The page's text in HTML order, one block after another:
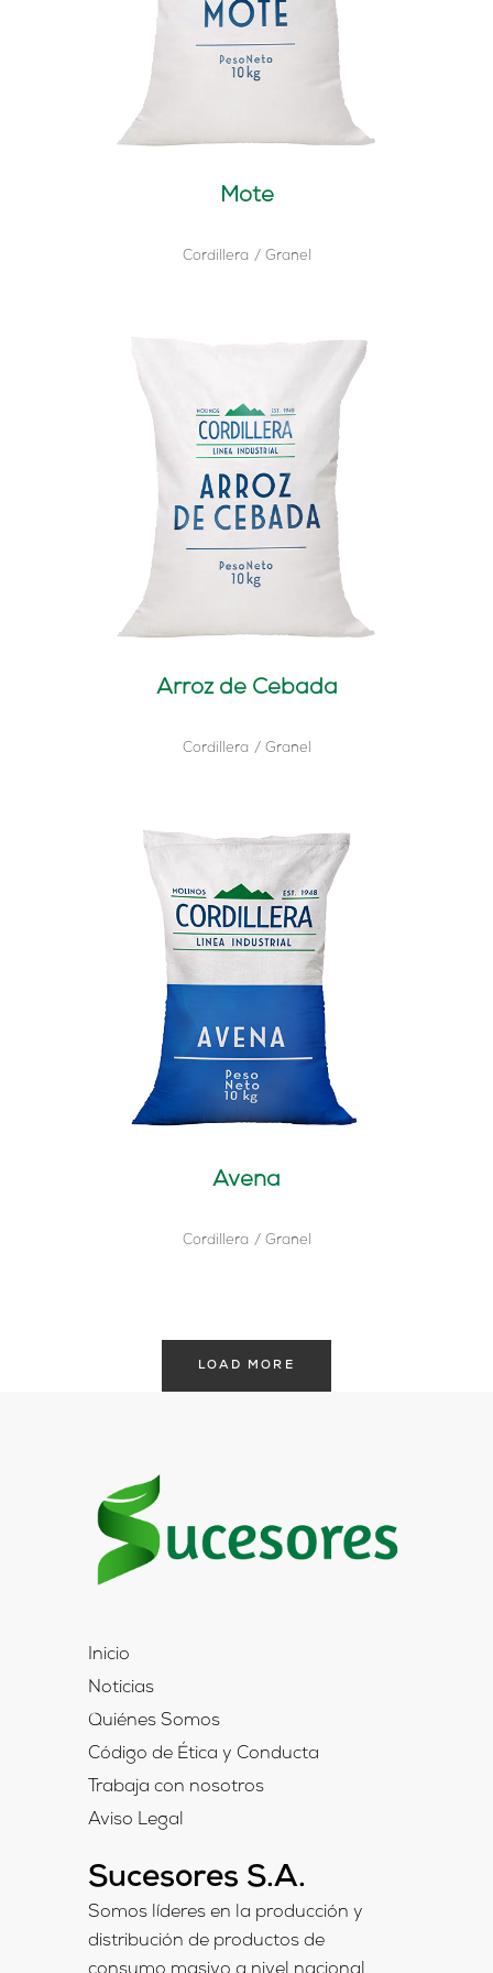
Mote
Cordillera Granel
Arroz de Cebada
Cordillera Granel
Avena
Cordillera Granel
LOAD MORE
Inicio
Noticias
Quiénes Somos
Código de Ética y Conducta
Trabaja con nosotros
Aviso Legal
Sucesores S.A.
Somos líderes en la producción y
distribución de productos de